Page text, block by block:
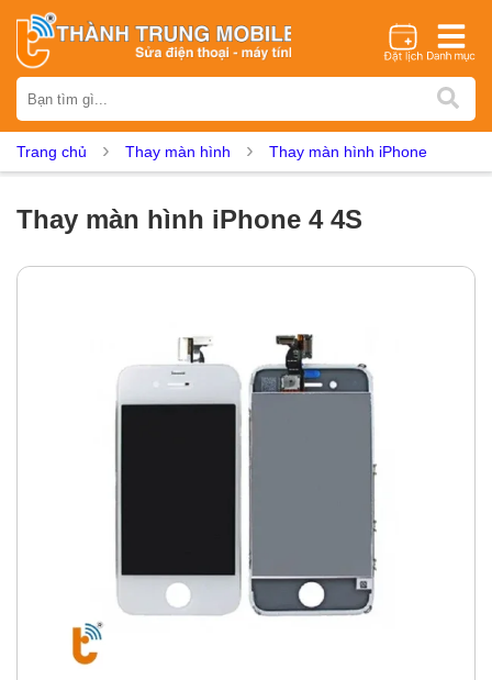
iPhone Samsung Oppo Xiaomi Realme Vivo
Vsmart
Thay rung Thay main
Thay màn hình
Màn hình Samsung
Màn hình Realme
Pin iPhone Pin Samsumg Pin Oppo
Pin Realme
Trang chủ Thay màn hình Thay màn hình iPhone
Thay màn hình iPhone 4 4S